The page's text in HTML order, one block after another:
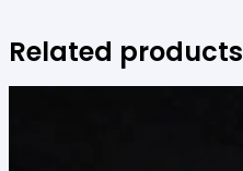
Related products